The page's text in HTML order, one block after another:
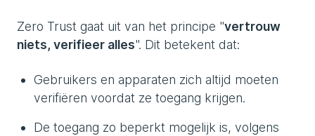
Zero Trust gaat uit van het principe "vertrouw
niets, verifieer alles". Dit betekent dat:
Gebruikers en apparaten zich altijd moeten
verifiëren voordat ze toegang krijgen.
De toegang zo beperkt mogelijk is, volgens